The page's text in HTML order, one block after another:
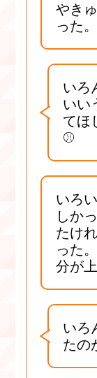
やき
った
いろ
いい
てほ
⚾
いろ
しか
たけ
った
分が
いろ
たの